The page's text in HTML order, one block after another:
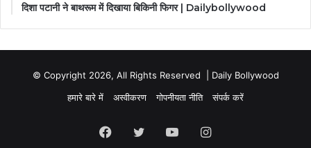
दिशा पटानी ने बाथरूम में दिखाया बिकिनी फिगर | Dailybollywood
© Copyright 2026, All Rights Reserved | Daily Bollywood
हमारे बारे में
अस्वीकरण गोपनीयता नीति संपर्क करें
Facebook
TwitterYouTubeInstagram